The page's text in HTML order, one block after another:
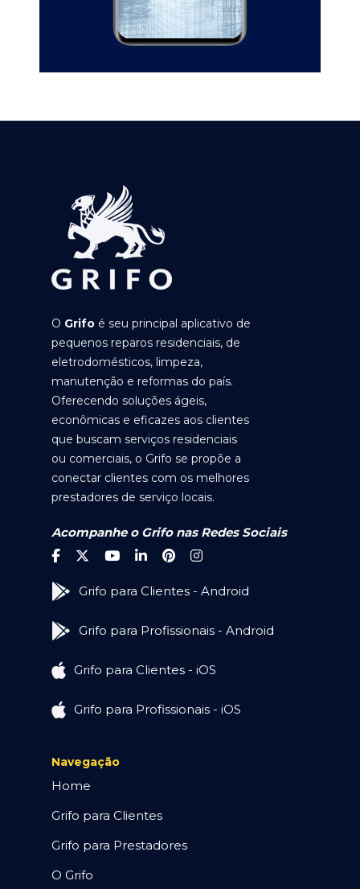
O Grifo é seu principal aplicativo de
pequenos reparos residenciais, de
eletrodomésticos, limpeza,
manutenção e reformas do país.
Oferecendo soluções ágeis,
econômicas e eficazes aos clientes
que buscam serviços residenciais
ou comerciais, o Grifo se propõe a
conectar clientes com os melhores
prestadores de serviço locais.
Acompanhe o Grifo nas Redes Sociais
Grifo para Clientes - Android
Grifo para Profissionais - Android
Grifo para Clientes - iOS
Grifo para Profissionais - iOS
Navegação
Home
Grifo para Clientes
Grifo para Prestadores
O Grifo